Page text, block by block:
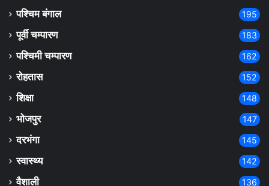
पश्चिम बंगाल 195
पूर्वी चम्पारण 183
पश्चिमी चम्पारण 162
रोहतास 152
शिक्षा 148
भोजपुर 147
दरभंगा 145
स्वास्थ्य 142
वैशाली 136